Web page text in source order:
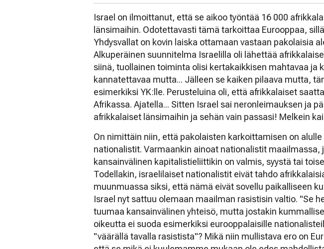
Israel on ilmoittanut, että se aikoo työntää 16 000
länsimaihin. Odotettavasti tämä tarkoittaa Eurooppaa,
Yhdysvallat on kovin laiska ottamaan vastaan pakolaisia
Alkuperäinen suunnitelma Israelilla oli lähettää
siinä, tuollainen toiminta olisi kertakaikkisen mahtavaa ja
kannatettavaa mutta... Jälleen se kaiken pilaava mutta,
esimerkiksi YK:lle. Perusteluina oli, että afrikkalaiset
Afrikassa. Ajatella... Sitten Israel sai neronleimauksen ja
afrikkalaiset länsimaihin ja sehän vain passasi! Melkein
On nimittäin niin, että pakolaisten karkoittamisen on
nationalistit. Varmaankin ainoat nationalistit maailmassa,
kansainvälinen kapitalistieliittikin on valmis, syystä tai
Todellakin, israelilaiset nationalistit eivät tahdo
muunmuassa siksi, että nämä eivät sovellu paikalliseen
Israel nyt sattuu olemaan maailman rasistisin valtio. "Se
tuumaa kansainvälinen yhteisö, mutta jostakin
oikeutta ei suoda esimerkiksi eurooppalaisille
"väärällä tavalla rasistista"? Mikä niin mullistava ero on